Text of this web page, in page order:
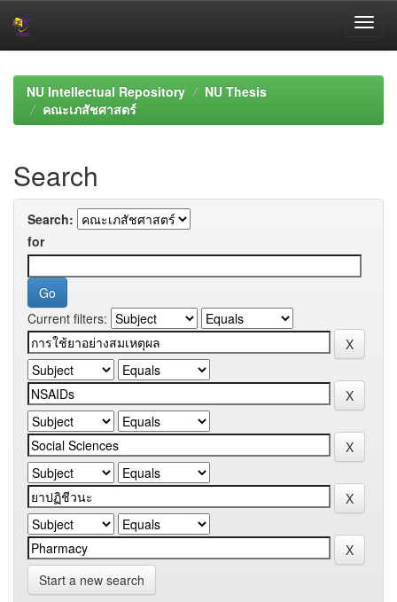
navigationNU Intellectual Repository
NU Thesis
คณะเภสัชศาสตร์
Search
Search:
for
Current filters:
Start a new search